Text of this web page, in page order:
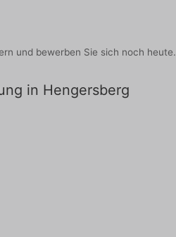
und bewerben Sie sich noch heute.
in Hengersberg